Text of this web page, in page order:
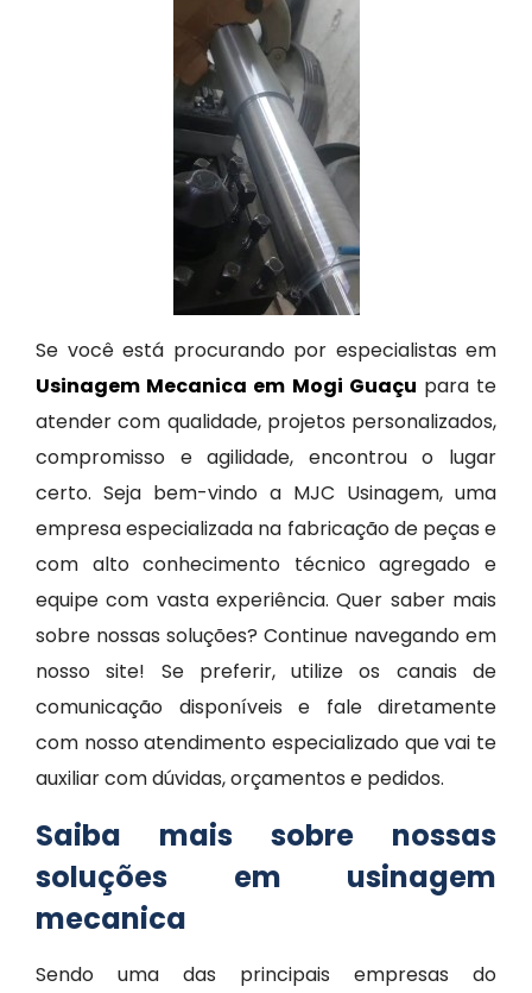
Se você está procurando por especialistas em
Usinagem Mecanica em Mogi Guaçu para te
atender com qualidade, projetos personalizados,
compromisso e agilidade, encontrou o lugar
certo. Seja bem-vindo a MJC Usinagem, uma
empresa especializada na fabricação de peças e
com alto conhecimento técnico agregado e
equipe com vasta experiência. Quer saber mais
sobre nossas soluções? Continue navegando em
nosso site! Se preferir, utilize os canais de
comunicação disponíveis e fale diretamente
com nosso atendimento especializado que vai te
auxiliar com dúvidas, orçamentos e pedidos.
Saiba mais sobre nossas
soluções em usinagem
mecanica
Sendo uma das principais empresas do